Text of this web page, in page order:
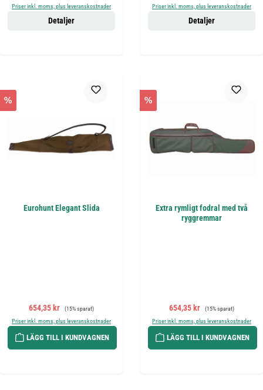
Priser inkl. moms, plus leveranskostnader
Detaljer
Priser inkl. moms, plus leveranskostnader
Detaljer
%
Eurohunt Elegant Slida
Försäljningspris:
654,35 kr Ordinarie pris:
(15% sparat)
Priser inkl. moms, plus leveranskostnader
LÄGG TILL I KUNDVAGNEN
%
Extra rymligt fodral med två
ryggremmar
Försäljningspris:
654,35 kr Ordinarie pris:
(15% sparat)
Priser inkl. moms, plus leveranskostnader
LÄGG TILL I KUNDVAGNEN